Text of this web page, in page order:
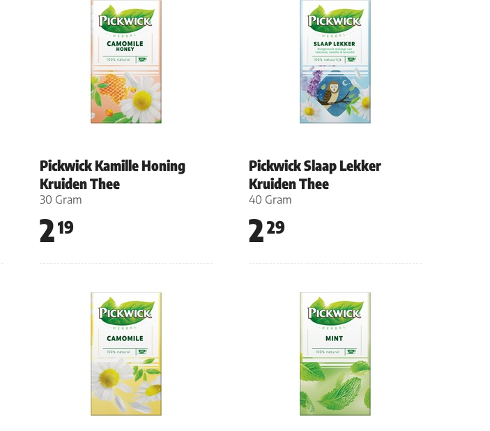
Pickwick Kamille Honing
Kruiden Thee
30 Gram
219
Pickwick Slaap Lekker
Kruiden Thee
40 Gram
229